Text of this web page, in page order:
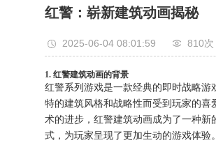
红警：崭新建筑动画揭秘
2025-06-04 08:01:59 810次
1. 红警建筑动画的背景
红警系列游戏是一款经典的即时战略游
特的建筑风格和战略性而受到玩家的喜
术的进步，红警建筑动画成为了一种新
式，为玩家呈现了更加生动的游戏体验